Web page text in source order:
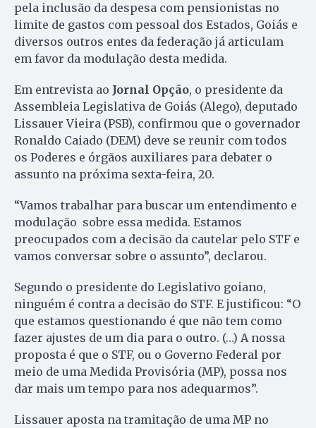
pela inclusão da despesa com pensionistas no
limite de gastos com pessoal dos Estados, Goiás e
diversos outros entes da federação já articulam
em favor da modulação desta medida.
Em entrevista ao Jornal Opção, o presidente da
Assembleia Legislativa de Goiás (Alego), deputado
Lissauer Vieira (PSB), confirmou que o governador
Ronaldo Caiado (DEM) deve se reunir com todos
os Poderes e órgãos auxiliares para debater o
assunto na próxima sexta-feira, 20.
“Vamos trabalhar para buscar um entendimento e
modulação sobre essa medida. Estamos
preocupados com a decisão da cautelar pelo STF e
vamos conversar sobre o assunto”, declarou.
Segundo o presidente do Legislativo goiano,
ninguém é contra a decisão do STF. E justificou: “O
que estamos questionando é que não tem como
fazer ajustes de um dia para o outro. (…) A nossa
proposta é que o STF, ou o Governo Federal por
meio de uma Medida Provisória (MP), possa nos
dar mais um tempo para nos adequarmos”.
Lissauer aposta na tramitação de uma MP no